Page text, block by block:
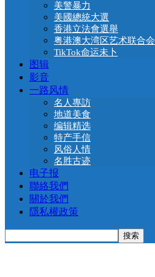
美警暴力
美國總統大選
香港立法會選舉
粤港澳大湾区艺术联合会
TikTok命运未卜
图辑
影音
一路风情
名人專訪
地道美食
编辑精选
特产手信
风俗人情
名胜古迹
电子报
聯絡我們
關於我們
隱私權政策